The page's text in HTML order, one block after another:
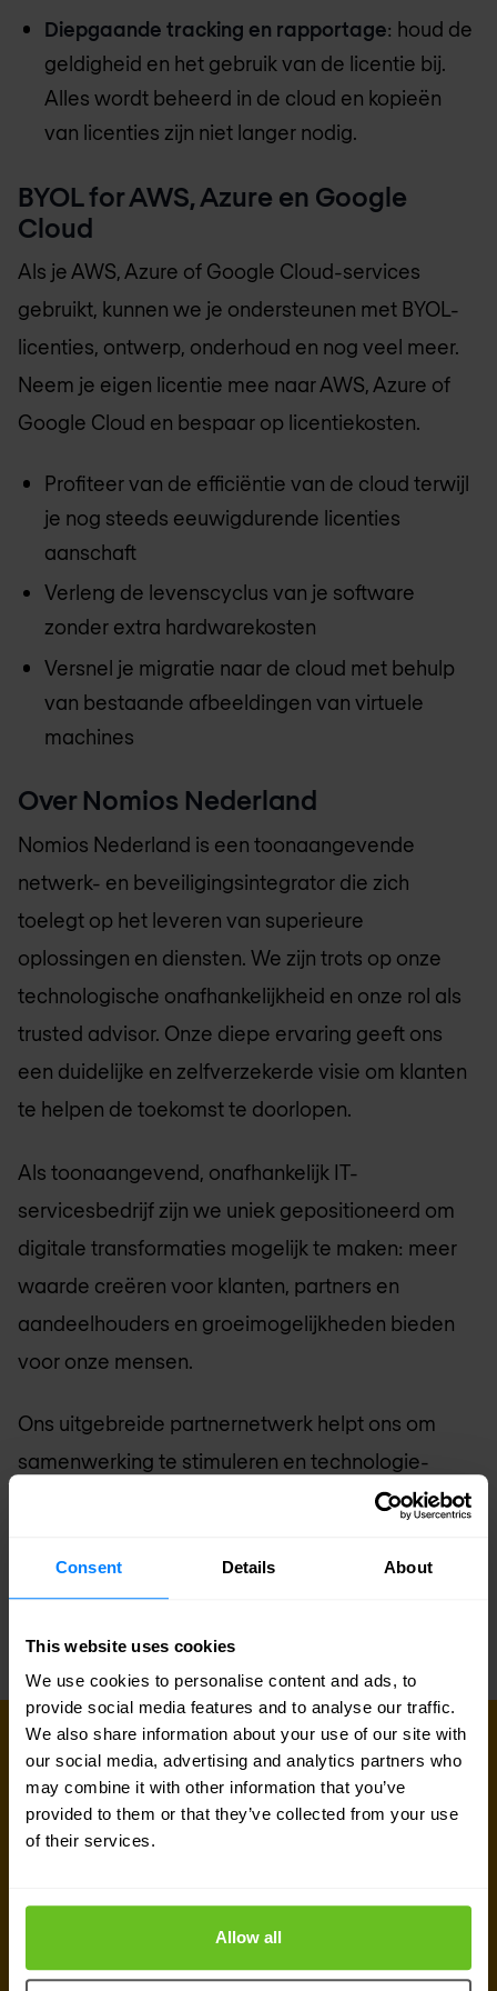
Consent Details About
This website uses cookies
We use cookies to personalise content and ads, to
provide social media features and to analyse our traffic.
We also share information about your use of our site with
our social media, advertising and analytics partners who
may combine it with other information that you’ve
provided to them or that they’ve collected from your use
of their services.
Allow all
Diepgaande tracking en rapportage: houd de
geldigheid en het gebruik van de licentie bij.
Alles wordt beheerd in de cloud en kopieën
van licenties zijn niet langer nodig.
BYOL for AWS, Azure en Google
Cloud
Als je AWS, Azure of Google Cloud-services
gebruikt, kunnen we je ondersteunen met BYOL-
licenties, ontwerp, onderhoud en nog veel meer.
Neem je eigen licentie mee naar AWS, Azure of
Google Cloud en bespaar op licentiekosten.
Profiteer van de efficiëntie van de cloud terwijl
je nog steeds eeuwigdurende licenties
aanschaft
Verleng de levenscyclus van je software
zonder extra hardwarekosten
Versnel je migratie naar de cloud met behulp
van bestaande afbeeldingen van virtuele
machines
Over Nomios Nederland
Nomios Nederland is een toonaangevende
netwerk- en beveiligingsintegrator die zich
toelegt op het leveren van superieure
oplossingen en diensten. We zijn trots op onze
technologische onafhankelijkheid en onze rol als
trusted advisor. Onze diepe ervaring geeft ons
een duidelijke en zelfverzekerde visie om klanten
te helpen de toekomst te doorlopen.
Als toonaangevend, onafhankelijk IT-
servicesbedrijf zijn we uniek gepositioneerd om
digitale transformaties mogelijk te maken: meer
waarde creëren voor klanten, partners en
aandeelhouders en groeimogelijkheden bieden
voor onze mensen.
Ons uitgebreide partnernetwerk helpt ons om
samenwerking te stimuleren en technologie-
onafhankelijkheid te benutten. We hebben meer
partnernetwerkrelaties opgezet.
MAAK VERBINDING
Onze experts staan voor je klaar
Ben je op zoek naar prijsinformatie, technische
team van experts inZoeterwoudestaat klaar om